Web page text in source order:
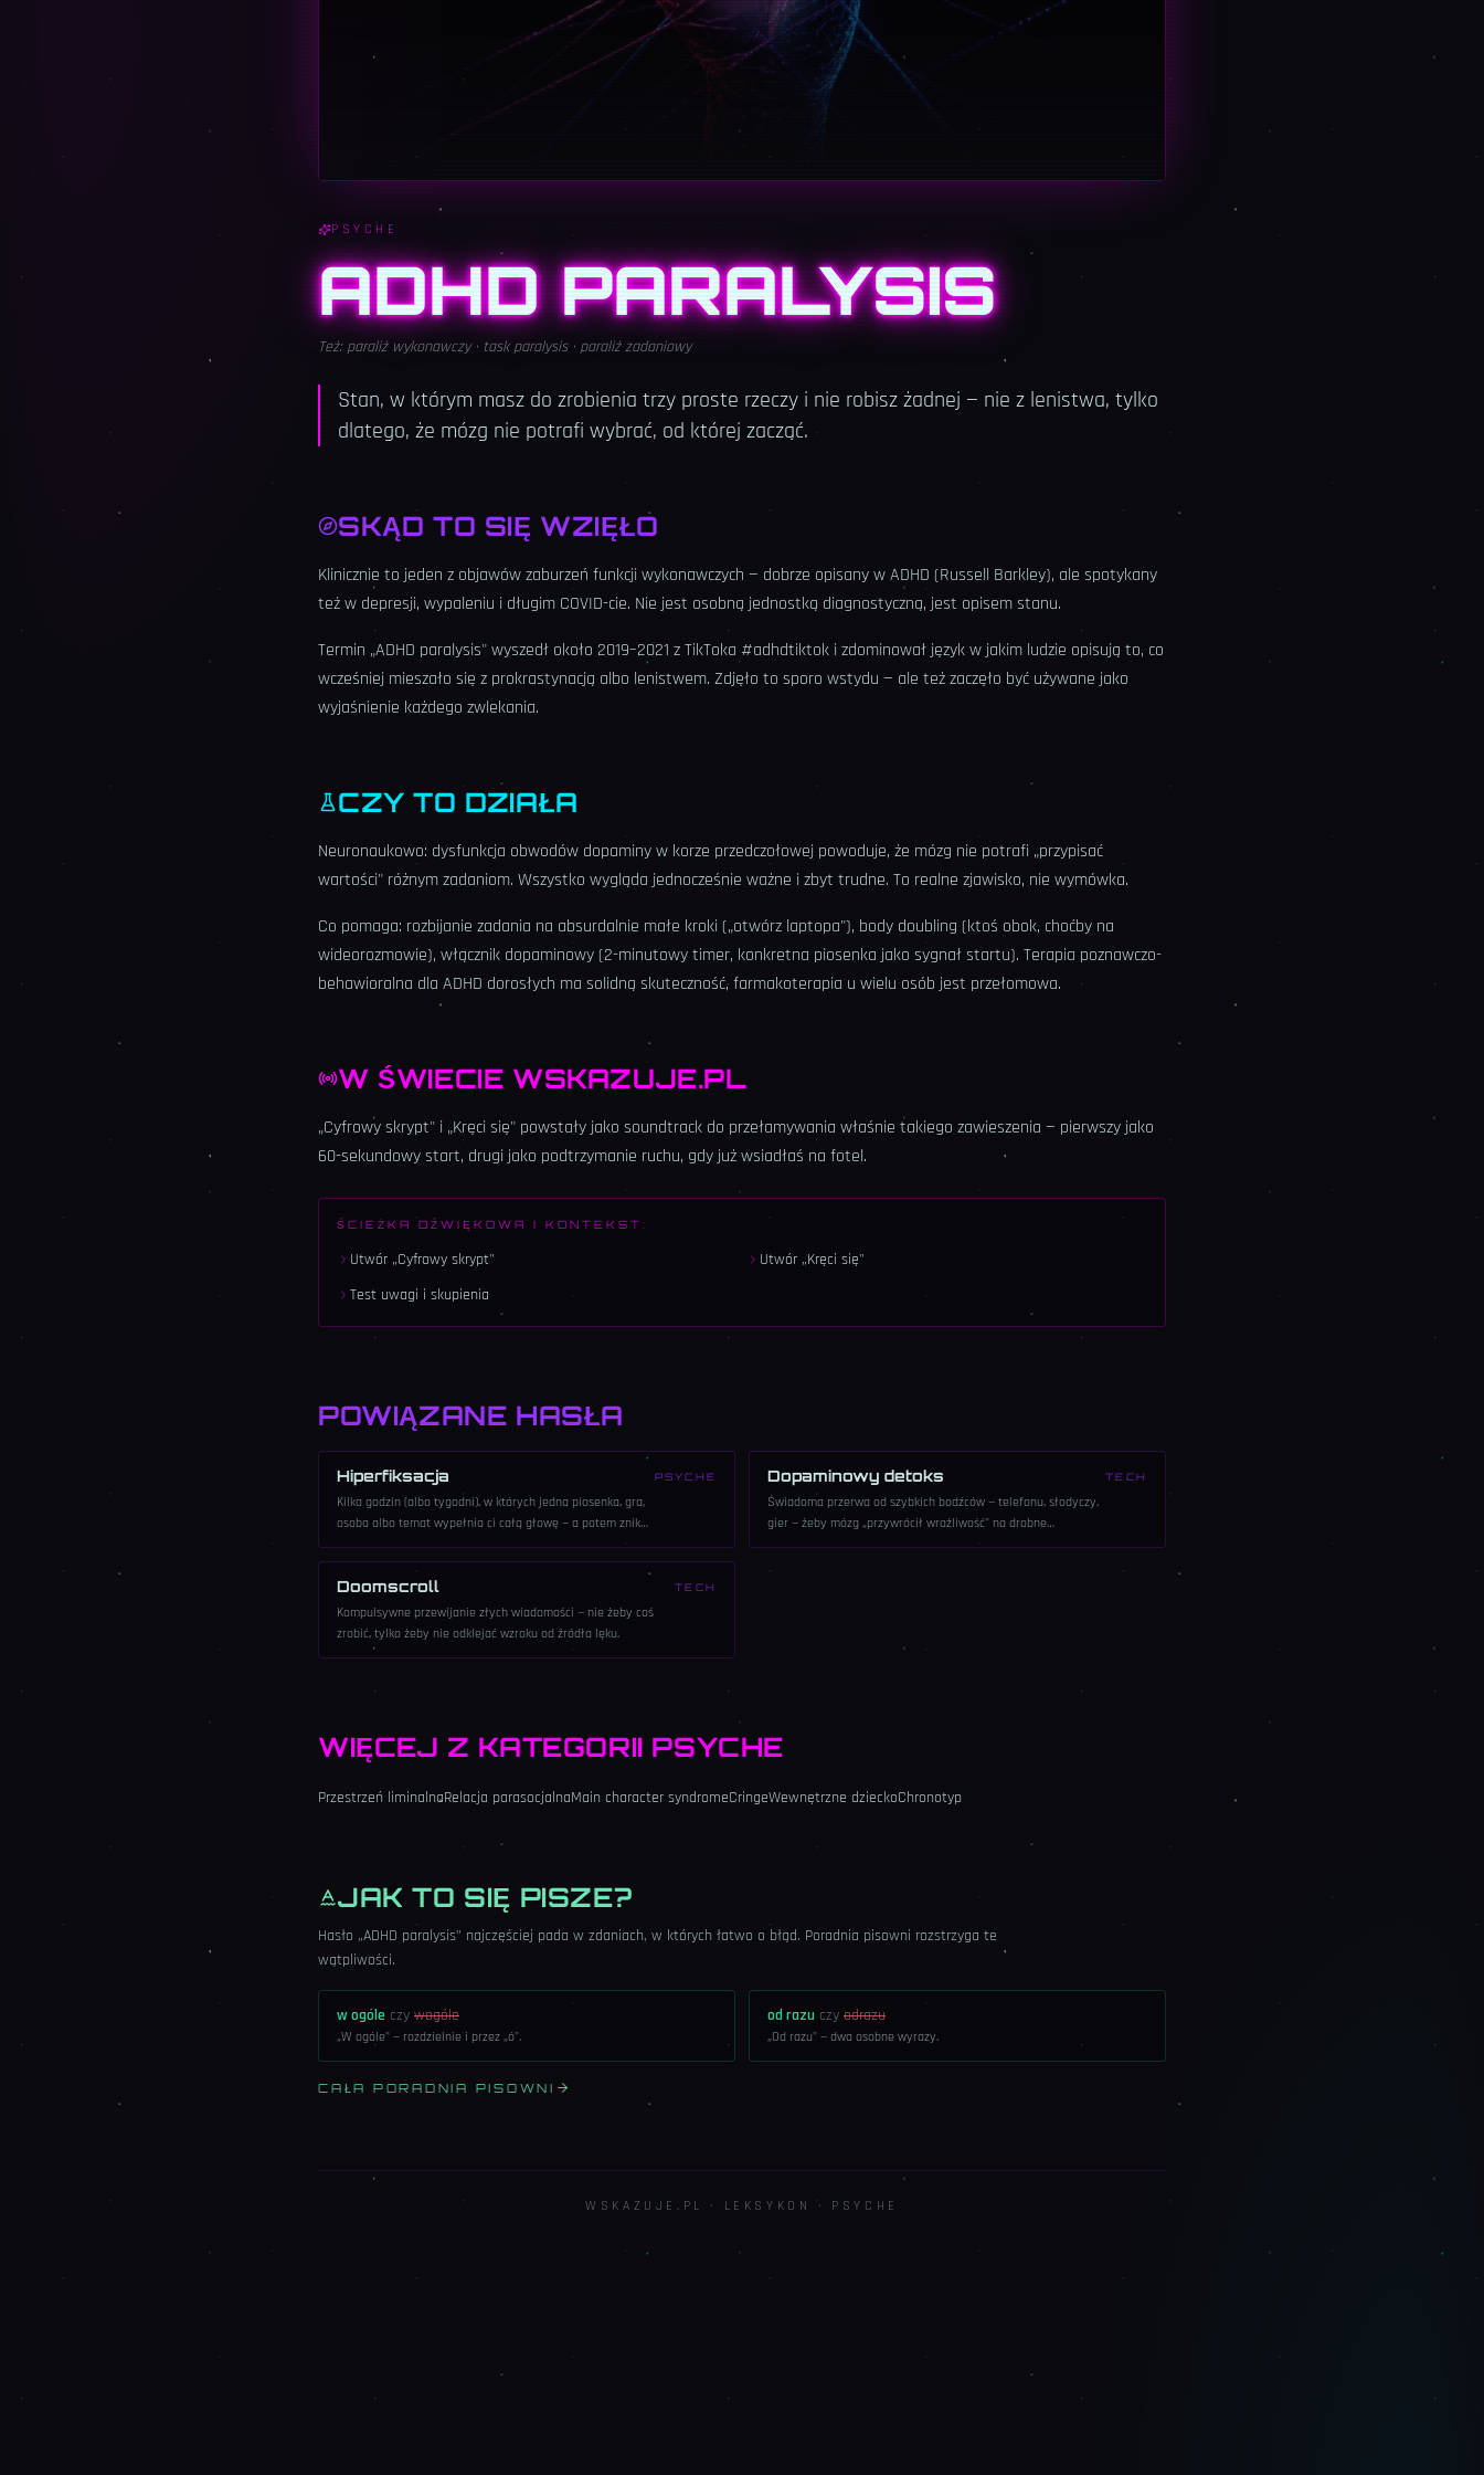
PSYCHE
ADHD PARALYSIS
Też: paraliż wykonawczy · task paralysis · paraliż zadaniowy
Stan, w którym masz do zrobienia trzy proste rzeczy i nie robisz żadnej — nie z lenistwa, tylko
dlatego, że mózg nie potrafi wybrać, od której zacząć.
SKĄD TO SIĘ WZIĘŁO
Klinicznie to jeden z objawów zaburzeń funkcji wykonawczych — dobrze opisany w ADHD (Russell Barkley), ale spotykany
też w depresji, wypaleniu i długim COVID-cie. Nie jest osobną jednostką diagnostyczną, jest opisem stanu.
Termin „ADHD paralysis" wyszedł około 2019–2021 z TikToka #adhdtiktok i zdominował język w jakim ludzie opisują to, co
wcześniej mieszało się z prokrastynacją albo lenistwem. Zdjęło to sporo wstydu — ale też zaczęło być używane jako
wyjaśnienie każdego zwlekania.
CZY TO DZIAŁA
Neuronaukowo: dysfunkcja obwodów dopaminy w korze przedczołowej powoduje, że mózg nie potrafi „przypisać
wartości" różnym zadaniom. Wszystko wygląda jednocześnie ważne i zbyt trudne. To realne zjawisko, nie wymówka.
Co pomaga: rozbijanie zadania na absurdalnie małe kroki („otwórz laptopa"), body doubling (ktoś obok, choćby na
wideorozmowie), włącznik dopaminowy (2-minutowy timer, konkretna piosenka jako sygnał startu). Terapia poznawczo-
behawioralna dla ADHD dorosłych ma solidną skuteczność, farmakoterapia u wielu osób jest przełomowa.
W ŚWIECIE WSKAZUJE.PL
„Cyfrowy skrypt" i „Kręci się" powstały jako soundtrack do przełamywania właśnie takiego zawieszenia — pierwszy jako
60-sekundowy start, drugi jako podtrzymanie ruchu, gdy już wsiadłaś na fotel.
ŚCIEŻKA DŹWIĘKOWA I KONTEKST:
Utwór „Cyfrowy skrypt"
Utwór „Kręci się"
Test uwagi i skupienia
POWIĄZANE HASŁA
Hiperfiksacja
Kilka godzin (albo tygodni), w których jedna piosenka, gra,
osoba albo temat wypełnia ci całą głowę — a potem znika
bez pożegnania.
PSYCHE Dopaminowy detoks
Świadoma przerwa od szybkich bodźców — telefonu, słodyczy,
gier — żeby mózg „przywrócił wrażliwość" na drobne
przyjemności.
TECH
Doomscroll
Kompulsywne przewijanie złych wiadomości — nie żeby coś
zrobić, tylko żeby nie odklejać wzroku od źródła lęku.
TECH
WIĘCEJ Z KATEGORII PSYCHE
Przestrzeń liminalnaRelacja parasocjalnaMain character syndromeCringeWewnętrzne dzieckoChronotyp
JAK TO SIĘ PISZE?
Hasło „ADHD paralysis” najczęściej pada w zdaniach, w których łatwo o błąd. Poradnia pisowni rozstrzyga te
wątpliwości.
w ogóle czy wogóle
„W ogóle" — rozdzielnie i przez „ó".
od razu czy odrazu
„Od razu" — dwa osobne wyrazy.
CAŁA PORADNIA PISOWNI
WSKAZUJE.PL · LEKSYKON · PSYCHE